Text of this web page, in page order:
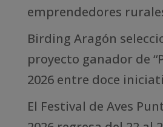
emprendedores
Birding Aragón
proyecto ganador de
2026 entre doce
El Festival de Aves